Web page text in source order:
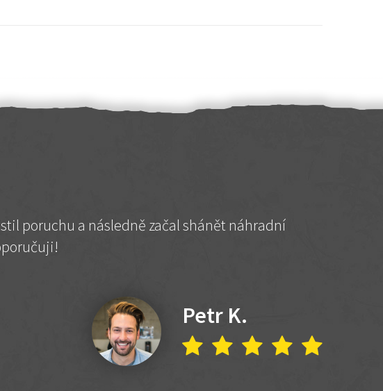
poruchu a následně začal shánět náhradní
Petr K.